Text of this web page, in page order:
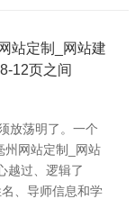
站定制_网站建
12页之间
放荡明了。一个
州网站定制_网站
越过、逻辑了
、导师信息和学